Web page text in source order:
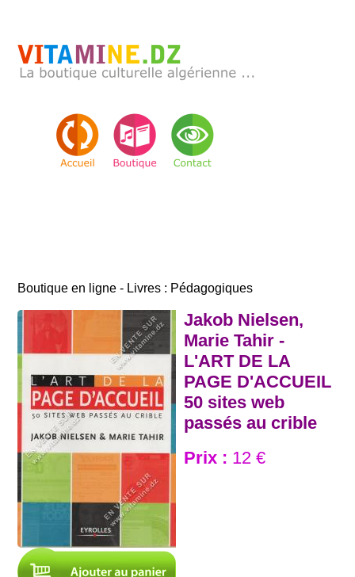
Boutique en ligne - Livres : Pédagogiques
Jakob Nielsen,
Marie Tahir -
L'ART DE LA
PAGE D'ACCUEIL
50 sites web
passés au crible
Prix : 12 €